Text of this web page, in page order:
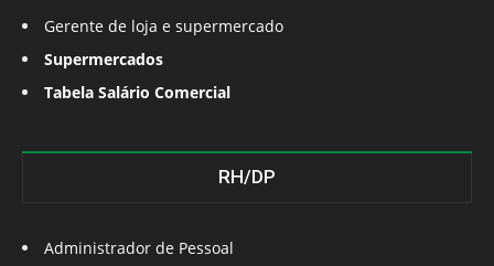
Gerente de loja e supermercado
Supermercados
Tabela Salário Comercial
RH/DP
Administrador de Pessoal